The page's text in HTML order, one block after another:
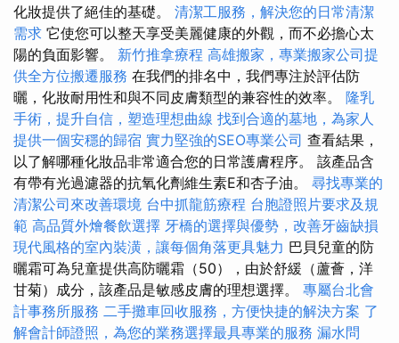
化妝提供了絕佳的基礎。 清潔工服務，解決您的日常清潔
需求 它使您可以整天享受美麗健康的外觀，而不必擔心太
陽的負面影響。 新竹推拿療程 高雄搬家，專業搬家公司提
供全方位搬遷服務 在我們的排名中，我們專注於評估防
曬，化妝耐用性和與不同皮膚類型的兼容性的效率。 隆乳
手術，提升自信，塑造理想曲線 找到合適的墓地，為家人
提供一個安穩的歸宿 實力堅強的SEO專業公司 查看結果，
以了解哪種化妝品非常適合您的日常護膚程序。 該產品含
有帶有光過濾器的抗氧化劑維生素E和杏子油。 尋找專業的
清潔公司來改善環境 台中抓龍筋療程 台胞證照片要求及規
範 高品質外燴餐飲選擇 牙橋的選擇與優勢，改善牙齒缺損
現代風格的室內裝潢，讓每個角落更具魅力 巴貝兒童的防
曬霜可為兒童提供高防曬霜（50），由於舒緩（蘆薈，洋
甘菊）成分，該產品是敏感皮膚的理想選擇。 專屬台北會
計事務所服務 二手攤車回收服務，方便快捷的解決方案 了
解會計師證照，為您的業務選擇最具專業的服務 漏水問